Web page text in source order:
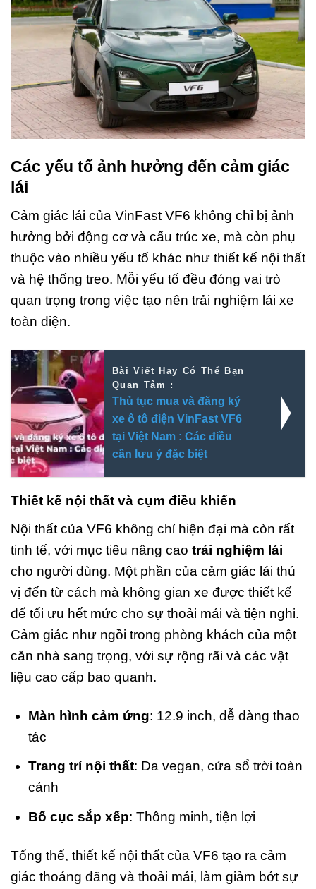
Các yếu tố ảnh hưởng đến cảm giác
lái
Cảm giác lái của VinFast VF6 không chỉ bị ảnh
hưởng bởi động cơ và cấu trúc xe, mà còn phụ
thuộc vào nhiều yếu tố khác như thiết kế nội thất
và hệ thống treo. Mỗi yếu tố đều đóng vai trò
quan trọng trong việc tạo nên trải nghiệm lái xe
toàn diện.
Bài Viết Hay Có Thể Bạn
Quan Tâm :
Thủ tục mua và đăng ký
xe ô tô điện VinFast VF6
tại Việt Nam : Các điều
cần lưu ý đặc biệt
Thiết kế nội thất và cụm điều khiển
Nội thất của VF6 không chỉ hiện đại mà còn rất
tinh tế, với mục tiêu nâng cao trải nghiệm lái
cho người dùng. Một phần của cảm giác lái thú
vị đến từ cách mà không gian xe được thiết kế
để tối ưu hết mức cho sự thoải mái và tiện nghi.
Cảm giác như ngồi trong phòng khách của một
căn nhà sang trọng, với sự rộng rãi và các vật
liệu cao cấp bao quanh.
Màn hình cảm ứng: 12.9 inch, dễ dàng thao
tác
Trang trí nội thất: Da vegan, cửa sổ trời toàn
cảnh
Bố cục sắp xếp: Thông minh, tiện lợi
Tổng thể, thiết kế nội thất của VF6 tạo ra cảm
giác thoáng đãng và thoải mái, làm giảm bớt sự